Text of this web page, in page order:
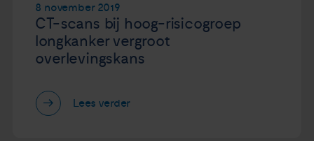
8 november 2019
CT-scans bij hoog-risicogroep
longkanker vergroot
overlevingskans
Lees verder